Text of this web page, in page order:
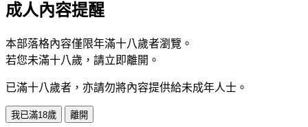
成人內容提醒
本部落格內容僅限年滿十八歲者瀏覽。
若您未滿十八歲，請立即離開。
已滿十八歲者，亦請勿將內容提供給未成年人士。
我已滿18歲 離開